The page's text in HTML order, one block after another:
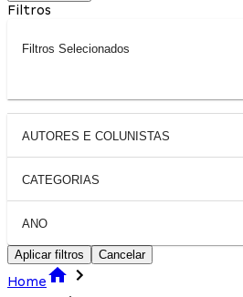
Filtros
Filtros Selecionados
AUTORES E COLUNISTAS
CATEGORIAS
ANO
Aplicar filtros Cancelar
Home